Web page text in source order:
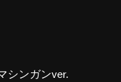
シンガンver.